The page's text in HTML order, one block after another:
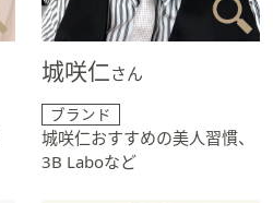
城咲仁さん
ブランド
城咲仁おすすめの美人習慣、
3B Laboなど